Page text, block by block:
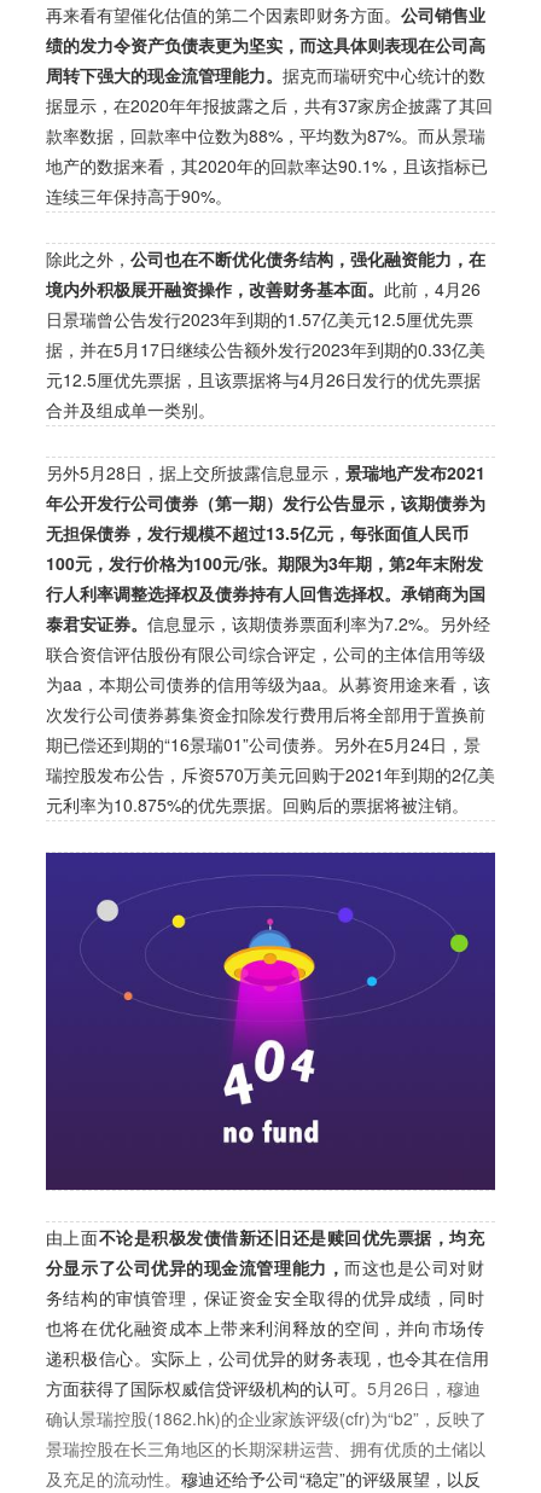
再来看有望催化估值的第二个因素即财务方面。 公司销售业
绩的发力令资产负债表更为坚实，而这具体则表现在公司高
周转下强大的现金流管理能力。 据克而瑞研究中心统计的数
据显示，在2020年年报披露之后，共有37家房企披露了其回
款率数据，回款率中位数为88%，平均数为87%。而从景瑞
地产的数据来看，其2020年的回款率达90.1%，且该指标已
连续三年保持高于90%。
除此之外， 公司也在不断优化债务结构，强化融资能力，在
境内外积极展开融资操作，改善财务基本面。 此前，4月26
日景瑞曾公告发行2023年到期的1.57亿美元12.5厘优先票
据，并在5月17日继续公告额外发行2023年到期的0.33亿美
元12.5厘优先票据，且该票据将与4月26日发行的优先票据
合并及组成单一类别。
另外5月28日，据上交所披露信息显示， 景瑞地产发布2021
年公开发行公司债券（第一期）发行公告显示，该期债券为
无担保债券，发行规模不超过13.5亿元，每张面值人民币
100元，发行价格为100元/张。期限为3年期，第2年末附发
行人利率调整选择权及债券持有人回售选择权。承销商为国
泰君安证券。 信息显示，该期债券票面利率为7.2%。另外经
联合资信评估股份有限公司综合评定，公司的主体信用等级
为aa，本期公司债券的信用等级为aa。 从募资用途来看，该
次发行公司债券募集资金扣除发行费用后将全部用于置换前
期已偿还到期的“16景瑞01”公司债券。 另外在5月24日，景
瑞控股发布公告，斥资570万美元回购于2021年到期的2亿美
元利率为10.875%的优先票据。回购后的票据将被注销。
由上面不论是积极发债借新还旧还是赎回优先票据，均充
分显示了公司优异的现金流管理能力，而这也是公司对财
务结构的审慎管理，保证资金安全取得的优异成绩，同时
也将在优化融资成本上带来利润释放的空间，并向市场传
递积极信心。 实际上，公司优异的财务表现，也令其在信用
方面获得了国际权威信贷评级机构的认可。 5月26日，穆迪
确认景瑞控股(1862.hk)的企业家族评级(cfr)为“b2”，反映了
景瑞控股在长三角地区的长期深耕运营、拥有优质的土储以
及充足的流动性。 穆迪还给予公司“稳定”的评级展望，以反